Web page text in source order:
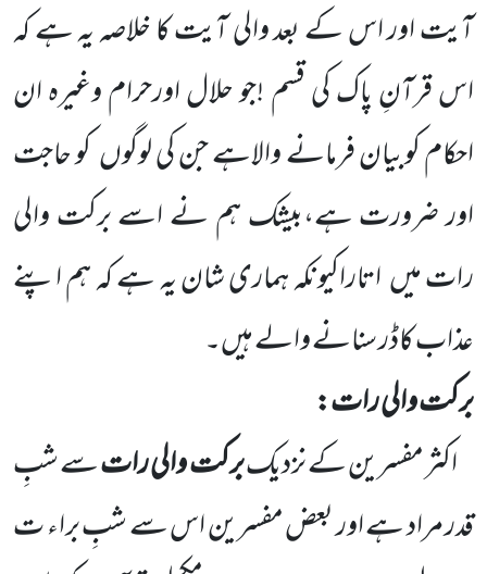
آیت اور اس کے بعد والی آیت کا خلاصہ یہ ہے کہ
اس قرآنِ پاک کی قسم !جو حلال اورحرام وغیرہ ان
احکام کوبیان فرمانے والاہے جن کی لوگوںکو حاجت
اور ضرورت ہے،بیشک ہم نے اسے برکت والی
رات میںاتاراکیونکہ ہماری شان یہ ہے کہ ہم اپنے
عذاب کاڈر سنانے والے ہیں۔
برکت والی رات:
اکثر مفسرین کے نزدیکبرکت والی راتسے شبِ
قدر مراد ہے اور بعض مفسرین اس سے شبِ براء ت